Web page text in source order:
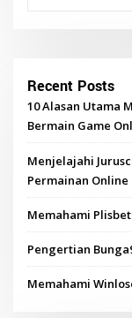
Recent Posts
10 Alasan Utama
Bermain Game
Menjelajahi
Permainan Online
Memahami
Pengertian
Memahami